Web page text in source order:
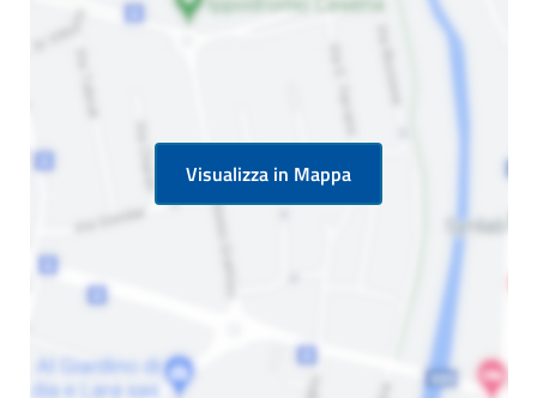
Visualizza in Mappa